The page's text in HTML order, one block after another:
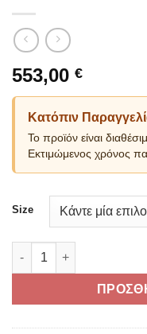
553,00 €
Κατόπιν
Το προϊόν είναι
Εκτιμώμενος χρόνος
Size
Ducati Logo C1 2.0